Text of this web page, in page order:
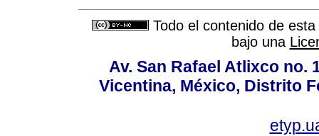
Todo el contenido de
bajo una
Av. San Rafael Atlixco no.
Vicentina, México, Distrito